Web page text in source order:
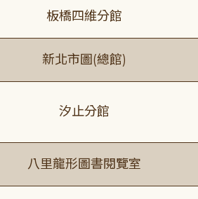
板橋四維分館
新北市圖(總館)
汐止分館
八里龍形圖書閱覽室